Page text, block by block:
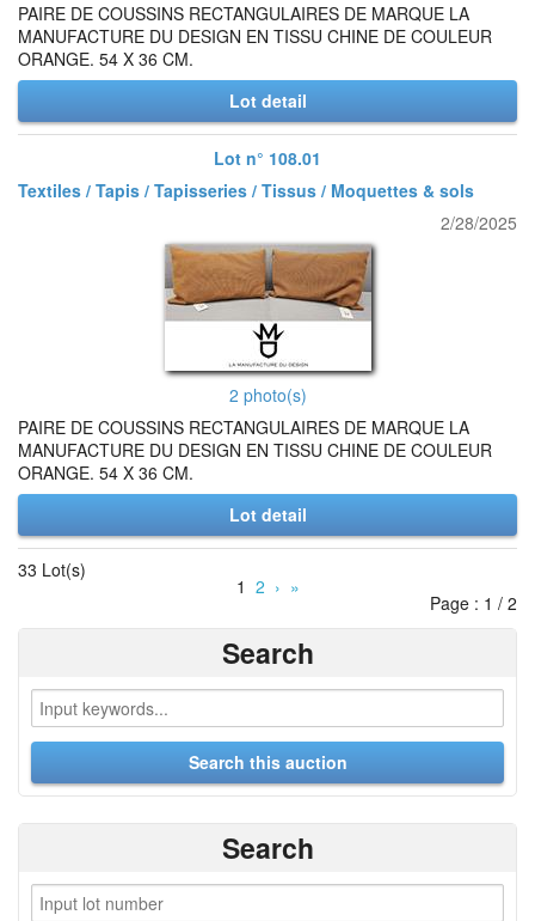
PAIRE DE COUSSINS RECTANGULAIRES DE MARQUE LA
MANUFACTURE DU DESIGN EN TISSU CHINE DE COULEUR
ORANGE. 54 X 36 CM.
Lot detail
Lot n° 108.01
Textiles / Tapis / Tapisseries / Tissus / Moquettes & sols
2/28/2025
2 photo(s)
PAIRE DE COUSSINS RECTANGULAIRES DE MARQUE LA
MANUFACTURE DU DESIGN EN TISSU CHINE DE COULEUR
ORANGE. 54 X 36 CM.
Lot detail
33 Lot(s)
1 2 › »
Page : 1 / 2
Search
Search